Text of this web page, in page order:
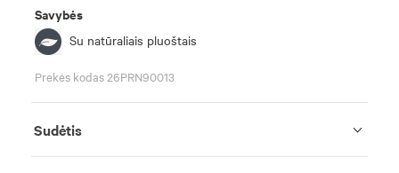
Savybės
Su natūraliais pluoštais
Prekės kodas 26PRN90013
Sudėtis